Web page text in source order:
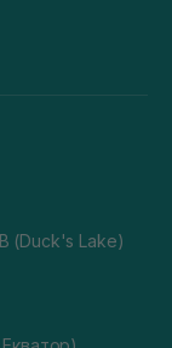
(Duck's Lake)